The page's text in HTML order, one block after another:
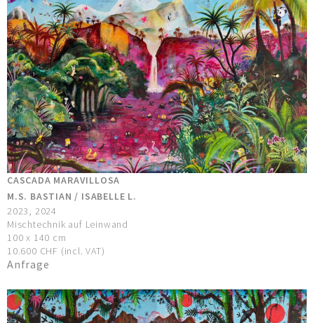
CASCADA MARAVILLOSA
M.S. BASTIAN / ISABELLE L.
2023, 2024
Mischtechnik auf Leinwand
100 x 140 cm
10.600 CHF (incl. VAT)
Anfrage